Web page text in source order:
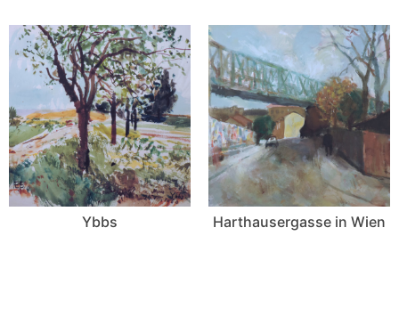
Ybbs Harthausergasse in Wien